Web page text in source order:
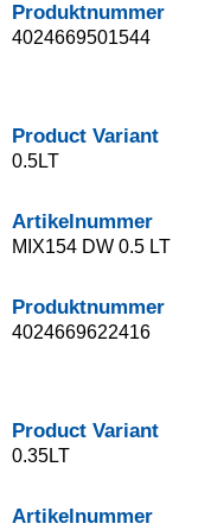
Produktnummer
4024669501544
Product Variant
0.5LT
Artikelnummer
MIX154 DW 0.5 LT
Produktnummer
4024669622416
Product Variant
0.35LT
Artikelnummer